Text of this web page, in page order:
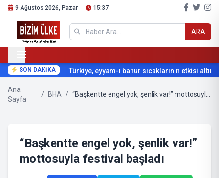
9 Ağustos 2026, Pazar 15:37
ARA
SON DAKİKA Türkiye, eyyam-ı bahur sıcaklarının etkisi altına
Ana
Sayfa
/ BHA /
“Başkentte engel yok, şenlik var!”
mottosuyla festival başladı